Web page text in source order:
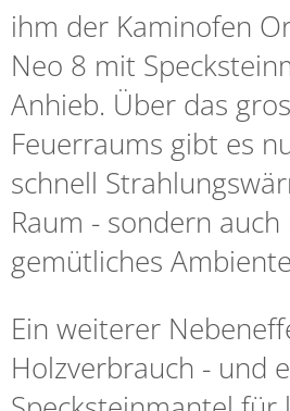
ihm der Kaminofen
Neo 8 mit
Anhieb. Über das
Feuerraums gibt es
schnell
Raum - sondern
gemütliches
Ein weiterer
Holzverbrauch - und